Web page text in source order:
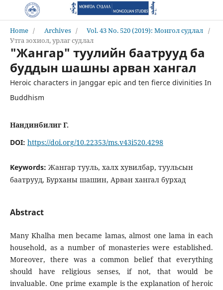
Home / Archives / Vol. 43 No. 520 (2019): Монгол судлал /
Утга зохиол, урлаг судлал
"Жангар" туулийн баатрууд ба
буддын шашны арван хангал
Heroic characters in Janggar epic and ten fierce divinities In
Buddhism
Нандинбилиг Г.
DOI: https://doi.org/10.22353/ms.v43i520.4298
Keywords: Жангар тууль, халх хувилбар, туульсын
баатрууд, Бурханы шашин, Арван хангал бурхад
Abstract
Many Khalha men became lamas, almost one lama in each
household, as a number of monasteries were established.
Moreover, there was a common belief that everything
should have religious senses, if not, that would be
invaluable. One prime example is the explanation of heroic